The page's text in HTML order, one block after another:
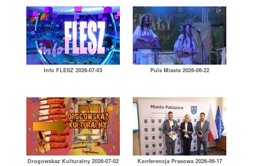
Info FLESZ 2026-07-03 Puls Miasta 2026-06-22
Drogowskaz Kulturalny 2026-07-02 Konferencja Prasowa 2026-06-17